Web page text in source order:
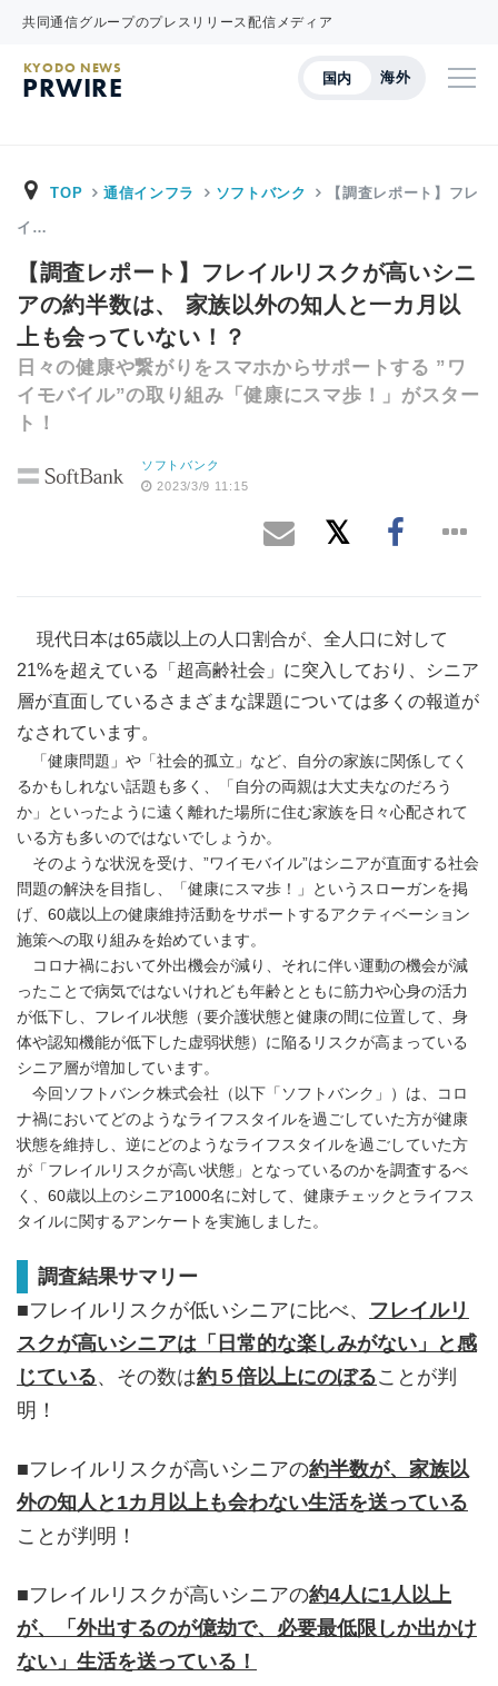
共同通信グループのプレスリリース配信メディア
国内 海外
KYODO NEWS
PRWIRE
TOP 通信インフラ ソフトバンク 【調査レポート】フレ
イ…
【調査レポート】フレイルリスクが高いシニ
アの約半数は、 家族以外の知人と一カ月以
上も会っていない！？
日々の健康や繋がりをスマホからサポートする ”ワ
イモバイル”の取り組み「健康にスマ歩！」がスター
ト！
ソフトバンク
2023/3/9 11:15
現代日本は65歳以上の人口割合が、全人口に対して
21%を超えている「超高齢社会」に突入しており、シニア
層が直面しているさまざまな課題については多くの報道が
なされています。
「健康問題」や「社会的孤立」など、自分の家族に関係してく
るかもしれない話題も多く、「自分の両親は大丈夫なのだろう
か」といったように遠く離れた場所に住む家族を日々心配されて
いる方も多いのではないでしょうか。
そのような状況を受け、”ワイモバイル”はシニアが直面する社会
問題の解決を目指し、「健康にスマ歩！」というスローガンを掲
げ、60歳以上の健康維持活動をサポートするアクティベーション
施策への取り組みを始めています。
コロナ禍において外出機会が減り、それに伴い運動の機会が減
ったことで病気ではないけれども年齢とともに筋力や心身の活力
が低下し、フレイル状態（要介護状態と健康の間に位置して、身
体や認知機能が低下した虚弱状態）に陥るリスクが高まっている
シニア層が増加しています。
今回ソフトバンク株式会社（以下「ソフトバンク」）は、コロ
ナ禍においてどのようなライフスタイルを過ごしていた方が健康
状態を維持し、逆にどのようなライフスタイルを過ごしていた方
が「フレイルリスクが高い状態」となっているのかを調査するべ
く、60歳以上のシニア1000名に対して、健康チェックとライフス
タイルに関するアンケートを実施しました。
調査結果サマリー
■フレイルリスクが低いシニアに比べ、 フレイルリ
スクが高いシニアは「日常的な楽しみがない」と感
じている、その数は約５倍以上にのぼることが判
明！
■フレイルリスクが高いシニアの約半数が、家族以
外の知人と1カ月以上も会わない生活を送っている
ことが判明！
■フレイルリスクが高いシニアの約4人に1人以上
が、「外出するのが億劫で、必要最低限しか出かけ
ない」生活を送っている！